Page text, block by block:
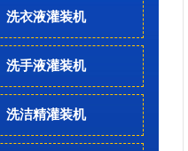
洗衣液灌装机
洗手液灌装机
洗洁精灌装机